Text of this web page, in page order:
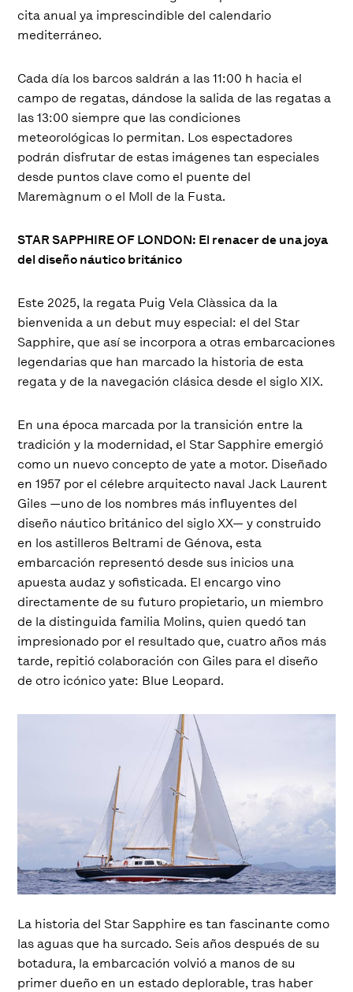
cita anual ya imprescindible del calendario
mediterráneo.
Cada día los barcos saldrán a las 11:00 h hacia el
campo de regatas, dándose la salida de las regatas a
las 13:00 siempre que las condiciones
meteorológicas lo permitan. Los espectadores
podrán disfrutar de estas imágenes tan especiales
desde puntos clave como el puente del
Maremàgnum o el Moll de la Fusta.
STAR SAPPHIRE OF LONDON: El renacer de una joya
del diseño náutico británico
Este 2025, la regata Puig Vela Clàssica da la
bienvenida a un debut muy especial: el del Star
Sapphire, que así se incorpora a otras embarcaciones
legendarias que han marcado la historia de esta
regata y de la navegación clásica desde el siglo XIX.
En una época marcada por la transición entre la
tradición y la modernidad, el Star Sapphire emergió
como un nuevo concepto de yate a motor. Diseñado
en 1957 por el célebre arquitecto naval Jack Laurent
Giles —uno de los nombres más influyentes del
diseño náutico británico del siglo XX— y construido
en los astilleros Beltrami de Génova, esta
embarcación representó desde sus inicios una
apuesta audaz y sofisticada. El encargo vino
directamente de su futuro propietario, un miembro
de la distinguida familia Molins, quien quedó tan
impresionado por el resultado que, cuatro años más
tarde, repitió colaboración con Giles para el diseño
de otro icónico yate: Blue Leopard.
La historia del Star Sapphire es tan fascinante como
las aguas que ha surcado. Seis años después de su
botadura, la embarcación volvió a manos de su
primer dueño en un estado deplorable, tras haber